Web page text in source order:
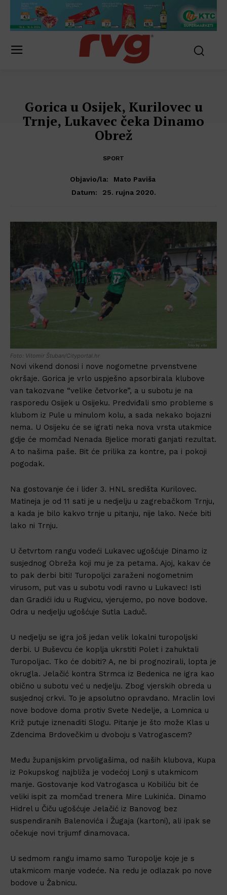
Gorica u Osijek, Kurilovec u
Trnje, Lukavec čeka Dinamo
Obrež
SPORT
Objavio/la:
Mato Paviša
Datum:
25. rujna 2020.
Foto: Vitomir Štuban/Cityportal.hr
Novi vikend donosi i nove nogometne prvenstvene
okršaje. Gorica je vrlo uspješno apsorbirala klubove
van takozvane “velike četvorke”, a u subotu je na
rasporedu Osijek u Osijeku. Predviđali smo probleme s
klubom iz Pule u minulom kolu, a sada nekako bojazni
nema. U Osijeku će se igrati neka nova vrsta utakmice
gdje će momčad Nenada Bjelice morati ganjati rezultat.
A to našima paše. Bit će prilika za kontre, pa i pokoji
pogodak.
Na gostovanje će i lider 3. HNL središta Kurilovec.
Matineja je od 11 sati je u nedjelju u zagrebačkom Trnju,
a kada je bilo kakvo trnje u pitanju, nije lako. Neće biti
lako ni Trnju.
U četvrtom rangu vodeći Lukavec ugošćuje Dinamo iz
susjednog Obreža koji mu je za petama. Ajoj, kakav će
to pak derbi biti! Turopoljci zaraženi nogometnim
virusom, put vas u subotu vodi ravno u Lukavec! Isti
dan Gradići idu u Rugvicu, vjerujemo, po nove bodove.
Odra u nedjelju ugošćuje Sutla Laduč.
U nedjelju se igra još jedan velik lokalni turopoljski
derbi. U Buševcu će koplja ukrstiti Polet i zahuktali
Turopoljac. Tko će dobiti? A, ne bi prognozirali, lopta je
okrugla. Jelačić kontra Strmca iz Bedenica ne igra kao
obično u subotu već u nedjelju. Zbog vjerskih obreda u
susjednoj crkvi. To je apsolutno opravdano. Mraclin lovi
nove bodove doma protiv Svete Nedelje, a Lomnica u
Križ putuje iznenaditi Slogu. Pitanje je što može Klas u
Zdencima Brdovečkim u dvoboju s Vatrogascem?
Među županijskim prvoligašima, od naših klubova, Kupa
iz Pokupskog najbliža je vodećoj Lonji s utakmicom
manje. Gostovanje kod Vatrogasca u Kobiliću bit će
veliki ispit za momčad trenera Mire Lukinića. Dinamo
Hidrel u Čiču ugošćuje Jelačić iz Banovog bez
suspendiranih Balenovića i Žugaja (kartoni), ali ipak se
očekuje novi trijumf dinamovaca.
U sedmom rangu imamo samo Turopolje koje je s
utakmicom manje vodeće. Na redu je odlazak po nove
bodove u Žabnicu.